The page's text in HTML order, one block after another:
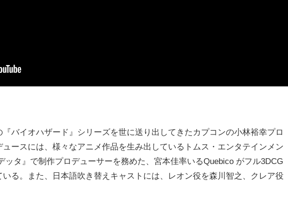
バイオハザード』シリーズを世に送り出してきたカプコンの小林裕幸プロ
ースには、様々なアニメ作品を生み出しているトムス・エンタテインメン
ッタ』で制作プロデューサーを務めた、宮本佳率いるQuebico がフル3DCG
る。また、日本語吹き替えキャストには、レオン役を森川智之、クレア役